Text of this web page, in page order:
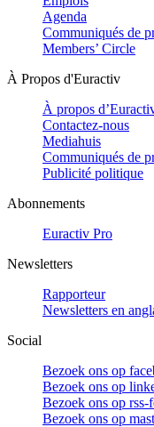
Agenda
Communiqués de
Members’ Circle
À Propos d'Euractiv
À propos
Contactez-nous
Mediahuis
Communiqués de
Publicité politique
Abonnements
Euractiv Pro
Newsletters
Rapporteur
Newsletters en
Social
Bezoek ons op
Bezoek ons op
Bezoek ons op rss-
Bezoek ons op